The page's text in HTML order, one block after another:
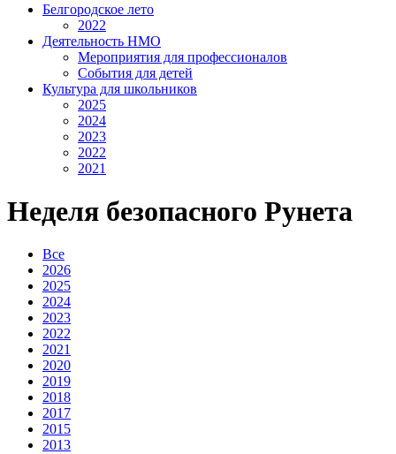
Белгородское лето
2022
Деятельность НМО
Мероприятия для профессионалов
События для детей
Культура для школьников
2025
2024
2023
2022
2021
Неделя безопасного Рунета
Все
2026
2025
2024
2023
2022
2021
2020
2019
2018
2017
2015
2013